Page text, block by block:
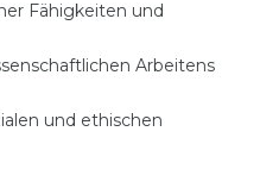
Fähigkeiten und
Arbeitens
und ethischen